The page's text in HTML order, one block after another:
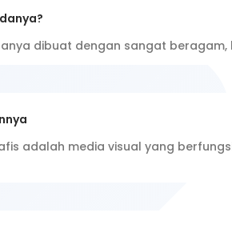
dibuat dengan sangat
adalah media visual yang